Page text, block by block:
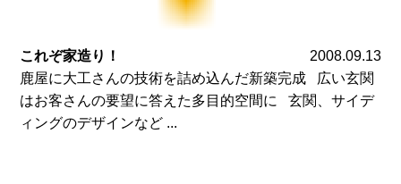
これぞ家造り！
2008.09.13
鹿屋に大工さんの技術を詰め込んだ新築完成 広い玄関
はお客さんの要望に答えた多目的空間に 玄関、サイデ
ィングのデザインなど ...